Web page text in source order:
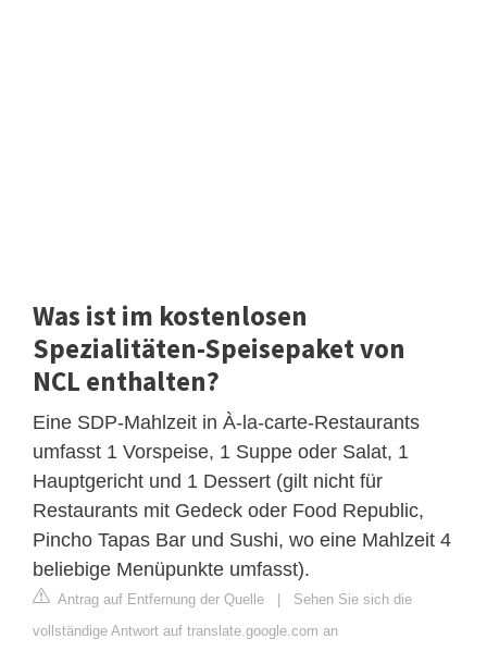
Was ist im kostenlosen
Spezialitäten-Speisepaket von
NCL enthalten?
Eine SDP-Mahlzeit in À-la-carte-Restaurants
umfasst 1 Vorspeise, 1 Suppe oder Salat, 1
Hauptgericht und 1 Dessert (gilt nicht für
Restaurants mit Gedeck oder Food Republic,
Pincho Tapas Bar und Sushi, wo eine Mahlzeit 4
beliebige Menüpunkte umfasst).
Antrag auf Entfernung der Quelle | Sehen Sie sich die
vollständige Antwort auf translate.google.com an